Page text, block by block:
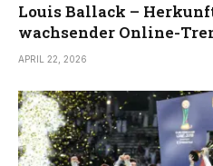
Louis Ballack –
wachsender Online-
APRIL 22, 2026